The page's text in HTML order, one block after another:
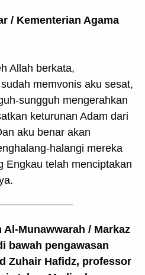
/ Kementerian Agama
Allah berkata,
memvonis aku sesat,
sungguh mengerahkan
keturunan Adam dari
aku benar akan
halangi mereka
Engkau telah menciptakan
Al-Munawwarah / Markaz
bawah pengawasan
Zuhair Hafidz, professor